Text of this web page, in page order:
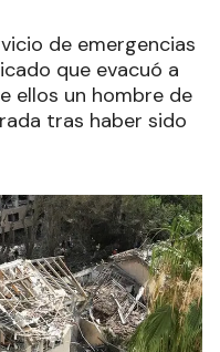
de emergencias
que evacuó a
ellos un hombre de
tras haber sido